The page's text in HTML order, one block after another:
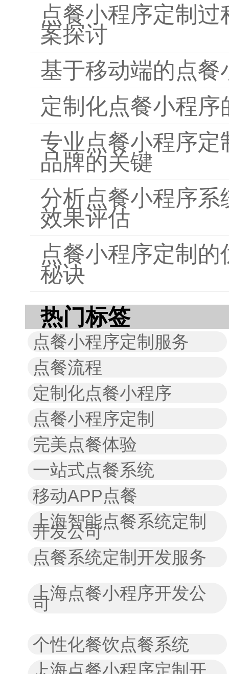
点餐小程序定制
案探讨
基于移动端的点餐
定制化点餐小程
专业点餐小程序
品牌的关键
分析点餐小程序
效果评估
点餐小程序定制
秘诀
热门标签
点餐小程序定制服务
点餐流程
定制化点餐小程序
点餐小程序定制
完美点餐体验
一站式点餐系统
移动APP点餐
上海智能点餐系统定制
开发公司
点餐系统定制开发服务
上海点餐小程序开发公
司
个性化餐饮点餐系统
上海点餐小程序定制开